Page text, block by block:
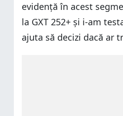
evidență în acest
la GXT 252+ și i-am
ajuta să decizi dacă ar